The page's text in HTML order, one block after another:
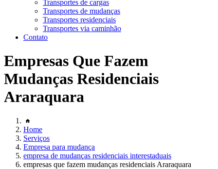
Transportes de cargas
Transportes de mudanças
Transportes residenciais
Transportes via caminhão
Contato
Empresas Que Fazem
Mudanças Residenciais
Araraquara
Home
Serviços
Empresa para mudança
empresa de mudanças residenciais interestaduais
empresas que fazem mudanças residenciais Araraquara